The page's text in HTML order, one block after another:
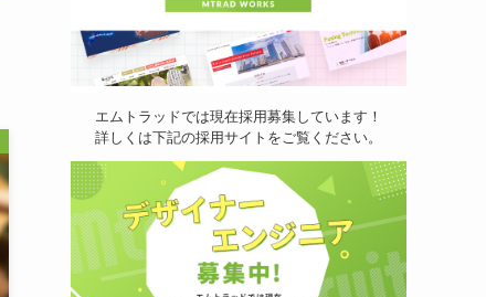
エムトラッドでは現在採用募集しています！
詳しくは下記の採用サイトをご覧ください。